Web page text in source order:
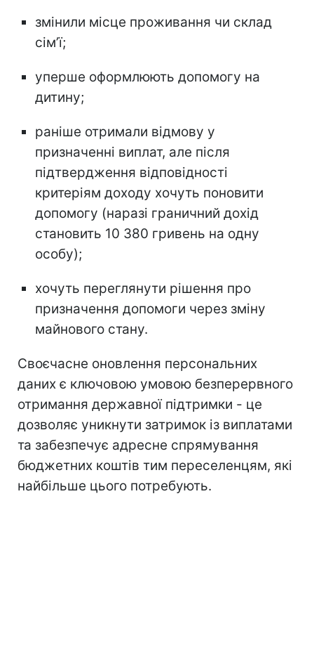
змінили місце проживання чи склад
сімʼї;
уперше оформлюють допомогу на
дитину;
раніше отримали відмову у
призначенні виплат, але після
підтвердження відповідності
критеріям доходу хочуть поновити
допомогу (наразі граничний дохід
становить 10 380 гривень на одну
особу);
хочуть переглянути рішення про
призначення допомоги через зміну
майнового стану.
Своєчасне оновлення персональних
даних є ключовою умовою безперервного
отримання державної підтримки - це
дозволяє уникнути затримок із виплатами
та забезпечує адресне спрямування
бюджетних коштів тим переселенцям, які
найбільше цього потребують.